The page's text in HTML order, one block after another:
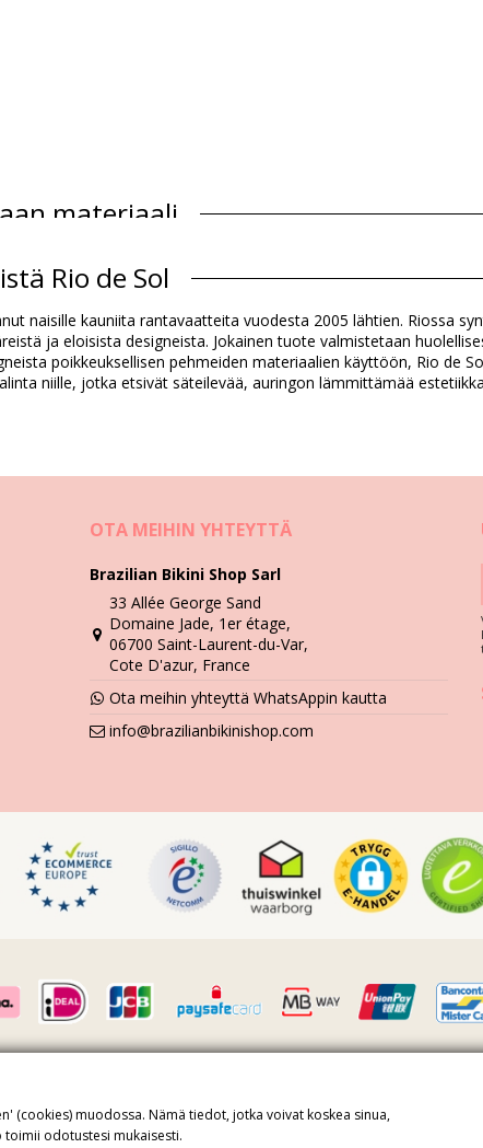
materiaali
Rio de Sol
naisille kauniita rantavaatteita vuodesta 2005 lähtien. Riossa
ja eloisista designeista. Jokainen tuote valmistetaan
poikkeuksellisen pehmeiden materiaalien käyttöön, Rio de
niille, jotka etsivät säteilevää, auringon lämmittämää
OTA MEIHIN YHTEYTTÄ
Brazilian Bikini Shop Sarl
33 Allée George Sand
Domaine Jade, 1er étage,
06700 Saint-Laurent-du-Var,
Cote D'azur, France
Ota meihin yhteyttä WhatsAppin kautta
info@brazilianbikinishop.com
pidätetään ©2023 Brazilian Bikini Shop
Terms
(cookies) muodossa. Nämä tiedot, jotka voivat koskea sinua,
toimii odotustesi mukaisesti.